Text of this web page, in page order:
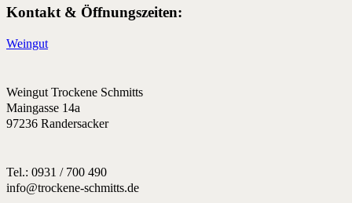
Kontakt & Öffnungszeiten:
Weingut
Weingut Trockene Schmitts
Maingasse 14a
97236 Randersacker
Tel.: 0931 / 700 490
info@trockene-schmitts.de